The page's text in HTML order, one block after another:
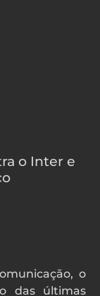
o Inter e
o
das últimas